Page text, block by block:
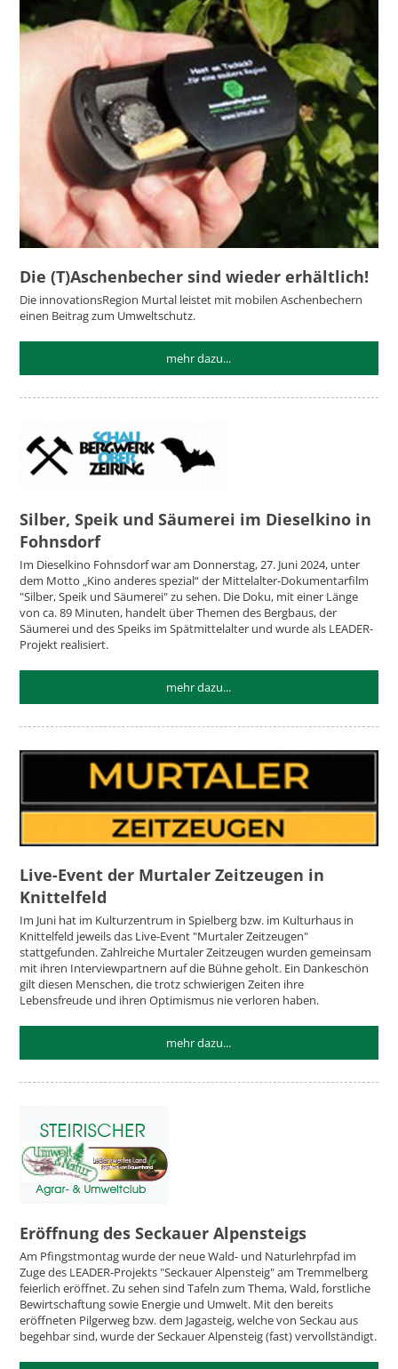
Die (T)Aschenbecher sind wieder erhältlich!
Die innovationsRegion Murtal leistet mit mobilen Aschenbechern
einen Beitrag zum Umweltschutz.
mehr dazu...
Silber, Speik und Säumerei im Dieselkino in
Fohnsdorf
Im Dieselkino Fohnsdorf war am Donnerstag, 27. Juni 2024, unter
dem Motto „Kino anderes spezial“ der Mittelalter-Dokumentarfilm
"Silber, Speik und Säumerei" zu sehen. Die Doku, mit einer Länge
von ca. 89 Minuten, handelt über Themen des Bergbaus, der
Säumerei und des Speiks im Spätmittelalter und wurde als LEADER-
Projekt realisiert.
mehr dazu...
Live-Event der Murtaler Zeitzeugen in
Knittelfeld
Im Juni hat im Kulturzentrum in Spielberg bzw. im Kulturhaus in
Knittelfeld jeweils das Live-Event "Murtaler Zeitzeugen"
stattgefunden. Zahlreiche Murtaler Zeitzeugen wurden gemeinsam
mit ihren Interviewpartnern auf die Bühne geholt. Ein Dankeschön
gilt diesen Menschen, die trotz schwierigen Zeiten ihre
Lebensfreude und ihren Optimismus nie verloren haben.
mehr dazu...
Eröffnung des Seckauer Alpensteigs
Am Pfingstmontag wurde der neue Wald- und Naturlehrpfad im
Zuge des LEADER-Projekts "Seckauer Alpensteig" am Tremmelberg
feierlich eröffnet. Zu sehen sind Tafeln zum Thema, Wald, forstliche
Bewirtschaftung sowie Energie und Umwelt. Mit den bereits
eröffneten Pilgerweg bzw. dem Jagasteig, welche von Seckau aus
begehbar sind, wurde der Seckauer Alpensteig (fast) vervollständigt.